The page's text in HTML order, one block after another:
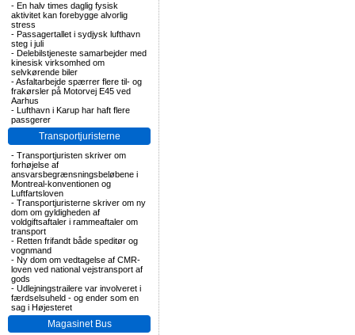
- En halv times daglig fysisk
aktivitet kan forebygge alvorlig
stress
- Passagertallet i sydjysk lufthavn
steg i juli
- Delebilstjeneste samarbejder med
kinesisk virksomhed om
selvkørende biler
-Asfaltarbejde spærrer flere til- og
frakørsler på Motorvej E45 ved
Aarhus
- Lufthavn i Karup har haft flere
passgerer
Transportjuristerne
- Transportjuristen skriver om
forhøjelse af
ansvarsbegrænsningsbeløbene i
Montreal-konventionen og
Luftfartsloven
- Transportjuristerne skriver om ny
dom om gyldigheden af
voldgiftsaftaler i rammeaftaler om
transport
- Retten frifandt både speditør og
vognmand
- Ny dom om vedtagelse af CMR-
loven ved national vejstransport af
gods
- Udlejningstrailere var involveret i
færdselsuheld - og ender som en
sag i Højesteret
Magasinet Bus